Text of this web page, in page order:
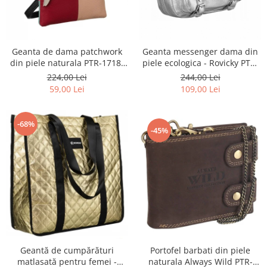
Geanta de dama patchwork
din piele naturala PTR-1718-
SKL-6922 MULTI
224,00 Lei
59,00 Lei
Geanta messenger dama din
piele ecologica - Rovicky PTR-
R-TOR-ALE-2-3776 SIL
244,00 Lei
109,00 Lei
-68%
Geantă de cumpărături
matlasată pentru femei -
-45%
Portofel barbati din piele
naturala Always Wild PTR-